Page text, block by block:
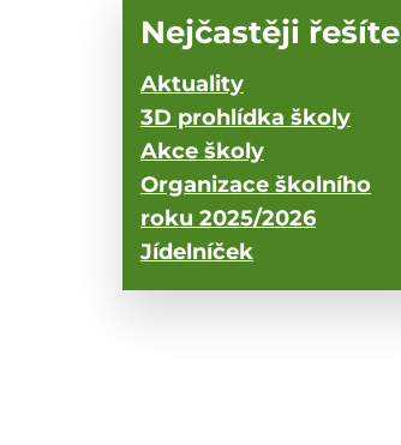
Nejčastěji řešíte
Aktuality
3D prohlídka školy
Akce školy
Organizace školního
roku 2025/2026
Jídelníček